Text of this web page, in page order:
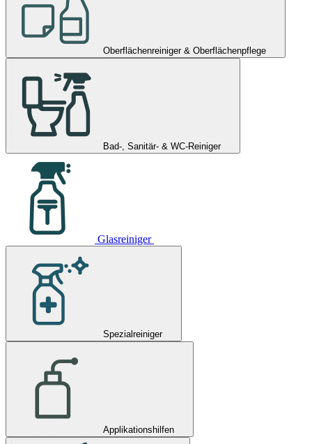
Oberflächenreiniger & Oberflächenpflege
Bad-, Sanitär- & WC-Reiniger
Glasreiniger
Spezialreiniger
Applikationshilfen